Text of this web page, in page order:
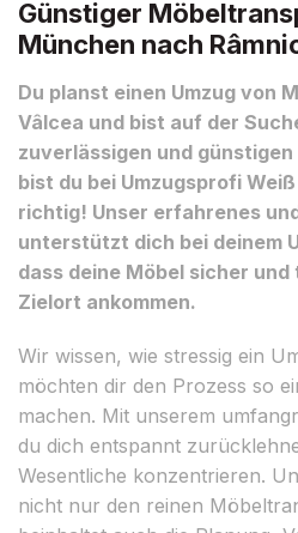
Günstiger
München nach
Du planst einen Umzug von
Vâlcea und bist auf der
zuverlässigen und günstigen
bist du bei Umzugsprofi
richtig! Unser erfahrenes
unterstützt dich bei deinem
dass deine Möbel sicher
Zielort ankommen.
Wir wissen, wie stressig ein
möchten dir den Prozess so
machen. Mit unserem
du dich entspannt
Wesentliche konzentrieren.
nicht nur den reinen